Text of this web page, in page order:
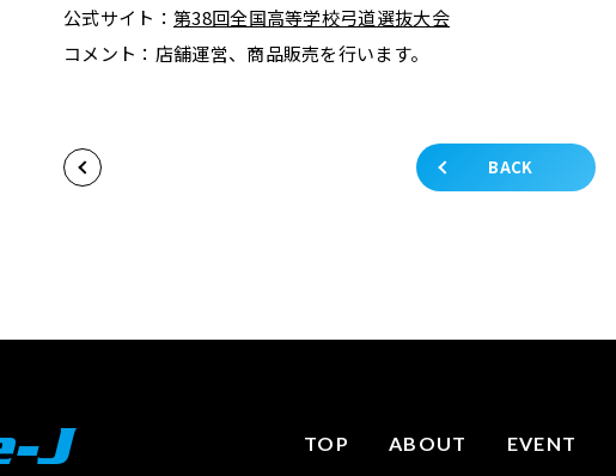
公式サイト： 第38回全国高等学校弓道選抜大会
コメント：店舗運営、商品販売を行います。
BACK
TOP ABOUT EVENT